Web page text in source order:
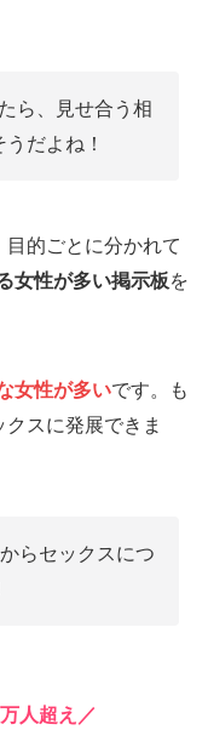
ら、見せ合う相
だよね！
的ごとに分かれて
女性が多い掲示板を
女性が多いです。も
スに発展できま
らセックスにつ
人超え／